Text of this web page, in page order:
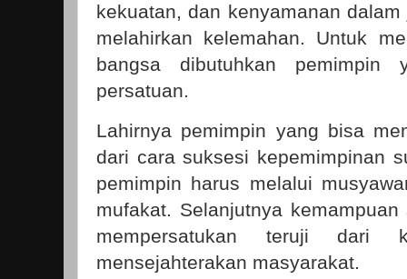
kekuatan, dan kenyamanan
melahirkan kelemahan. Untuk
bangsa dibutuhkan pemimpin
persatuan.
Lahirnya pemimpin yang bisa
dari cara suksesi kepemimpinan
pemimpin harus melalui
mufakat. Selanjutnya
mempersatukan teruji dari
mensejahterakan masyarakat.